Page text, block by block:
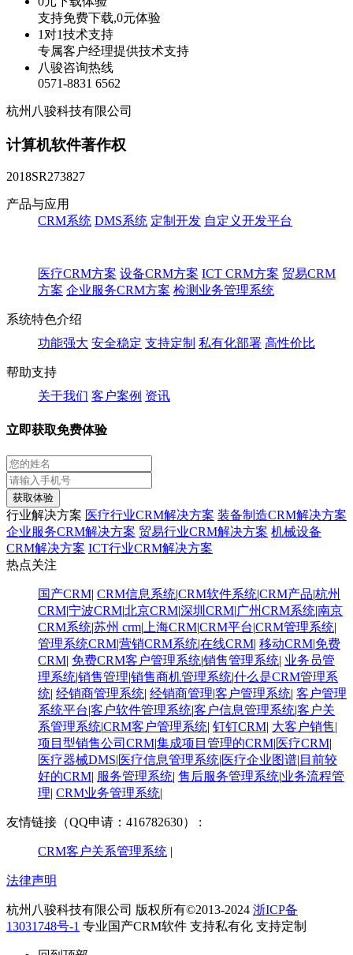
支持免费下载,0元体验
1对1技术支持
专属客户经理提供技术支持
八骏咨询热线
0571-8831 6562
杭州八骏科技有限公司
计算机软件著作权
2018SR273827
产品与应用
CRM系统 DMS系统 定制开发 自定义开发平台
医疗CRM方案 设备CRM方案 ICT CRM方案 贸易CRM
方案 企业服务CRM方案 检测业务管理系统
系统特色介绍
功能强大 安全稳定 支持定制 私有化部署 高性价比
帮助支持
关于我们 客户案例 资讯
立即获取免费体验
获取体验
行业解决方案 医疗行业CRM解决方案 装备制造CRM解决方案
企业服务CRM解决方案 贸易行业CRM解决方案 机械设备
CRM解决方案 ICT行业CRM解决方案
热点关注
国产CRM| CRM信息系统|CRM软件系统|CRM产品|杭州
CRM|宁波CRM|北京CRM|深圳CRM|广州CRM系统|南京
CRM系统|苏州 crm| 上海CRM|CRM平台|CRM管理系统|
管理系统CRM|营销CRM系统|在线CRM| 移动CRM|免费
CRM| 免费CRM客户管理系统|销售管理系统| 业务员管
理系统|销售管理|销售商机管理系统|什么是CRM管理系
统| 经销商管理系统| 经销商管理|客户管理系统| 客户管理
系统平台|客户软件管理系统|客户信息管理系统|客户关
系管理系统|CRM客户管理系统| 钉钉CRM| 大客户销售|
项目型销售公司CRM|集成项目管理的CRM|医疗CRM|
医疗器械DMS|医疗信息管理系统|医疗企业图谱| ​目前较
好的CRM| 服务管理系统| 售后服务管理系统|业务流程管
理| CRM业务管理系统|
友情链接（QQ申请：416782630） :
CRM客户关系管理系统 |
法律声明
杭州八骏科技有限公司 版权所有©2013-2024 浙ICP备
13031748号-1 专业国产CRM软件 支持私有化 支持定制